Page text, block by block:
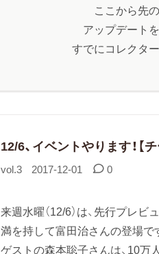
ここから先
アップデート
すでにコレクタ
12/6、イベントやります！【
vol.3 2017-12-01 0
来週水曜（12/6）は、先行プレビ
満を持して富田治さんの登場で
ゲストの森本聡子さんは、10万